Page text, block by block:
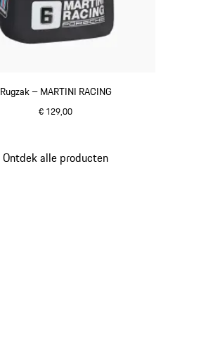
Rugzak – MARTINI RACING
€ 129,00
Ontdek alle producten